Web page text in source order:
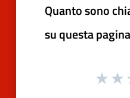
Quanto sono
su questa